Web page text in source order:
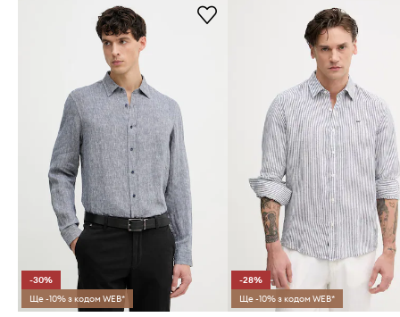
-30%
Ще -10% з кодом WEB*
-28%
Ще -10% з кодом WEB*